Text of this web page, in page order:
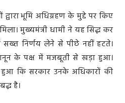
भूमि अधिग्रहण के मुद्दे पर किए
मुख्यमंत्री धामी ने यह सिद्ध कर
निर्णय लेने से पीछे नहीं हटते।
के पक्ष में मजबूती से खड़ा हुआ।
कि सरकार उनके अधिकारों की
है।